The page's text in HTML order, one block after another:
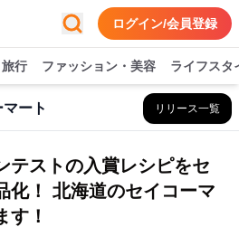
ログイン/会員登録
旅行 ファッション・美容 ライフスタ
ート リリース一覧
テストの入賞レシピをセ
化！ 北海道のセイコーマ
す！